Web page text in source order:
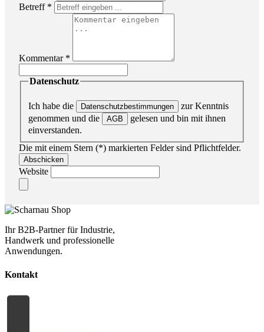
Betreff *
Kommentar *
Datenschutz
Ich habe die Datenschutzbestimmungen
zur Kenntnis
genommen und die
AGB
gelesen und bin mit ihnen
einverstanden.
Die mit einem Stern (*) markierten Felder sind Pflichtfelder.
Abschicken
Website
Ihr B2B-Partner für Industrie,
Handwerk und professionelle
Anwendungen.
Kontakt